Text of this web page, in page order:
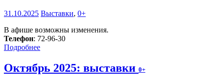
31.10.2025 Выставки, 0+
В афише возможны изменения.
Телефон: 72-96-30
Подробнее
Октябрь 2025: выставки 0+